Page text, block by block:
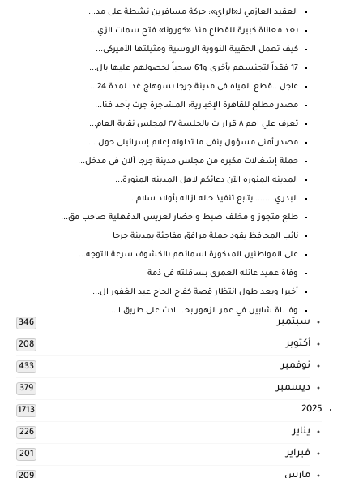
العقيد العازمي لـ«الراي»: حركة مسافرين نشطة على مد...
بعد معاناة كبيرة للقطاع منذ «كورونا» فتح سمات الزي...
كيف تعمل الحقيبة النووية الروسية ومثيلتها الأميركي...
17 فقداً لتجنسهم بأخرى و61 سحباً لحصولهم عليها بال...
عاجل ..قطع المياه فى مدينة جرجا بسوهاج غدا لمدة 24...
مصدر مطلع للقاهرة الإخبارية: المشاجرة جرت بأحد فنا...
تعرف علي اهم ٨ قرارات بالجلسة ٢٧ لمجلس نقابة العام...
مصدر أمنى مسؤول ينفى ما تداوله إعلام إسرائيلى حول ...
حملة إشغالات مكبره من مجلس مدينة جرجا آلان في مدخل...
المدينه المنوره الآن دعائكم لاهل المدينه المنورة...
البدري........ يتابع تنفيذ حاله ازاله بأولاد سلام...
طلع متجوز و مخلف ضبط واحضار لعريس الدقهلية صاحب مق...
نائب المحافظ يقود حملة مرافق مفاجئة بمدينة جرجا
على المواطنين المذكورة اسمائهم بالكشوف سرعة التوجه...
وفاة عميد عائله العمري بساقلته في ذمة
أخيرا وبعد طول انتظار قصة كفاح الحاج عبد الغفور ال...
وفـ ـ.اة شابين في عمر الزهور بحـ. ـ.ادث على طريق ا...
سبتمبر 346
أكتوبر 208
نوفمبر 433
ديسمبر 379
2025
1713
يناير 226
فبراير 201